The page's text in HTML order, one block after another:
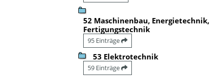
52 Maschinenbau, Energietechnik,
Fertigungstechnik
95 Einträge
53 Elektrotechnik
59 Einträge